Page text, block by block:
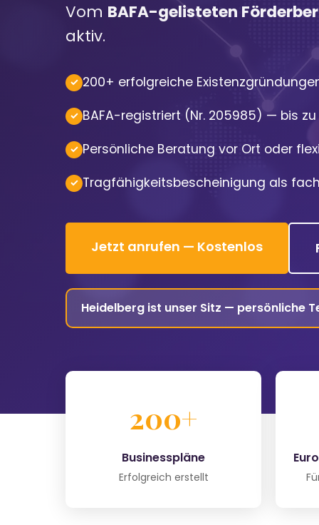
Vom BAFA-gelisteten
aktiv.
200+ erfolgreiche
BAFA-registriert (Nr. 205985) — bis zu
Persönliche Beratung vor Ort oder
Tragfähigkeitsbescheinigung als
Jetzt anrufen — Kostenlos
Heidelberg ist unser Sitz — persönliche
200+
Businesspläne
Erfolgreich erstellt